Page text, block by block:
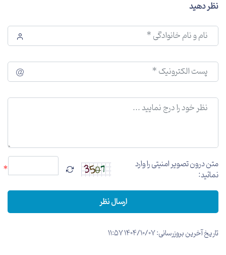
نظر دهید
متن درون تصویر امنیتی را وارد
نمائید:
*
ارسال نظر
تاریخ آخرین بروزرسانی: 1404/10/07 11:57